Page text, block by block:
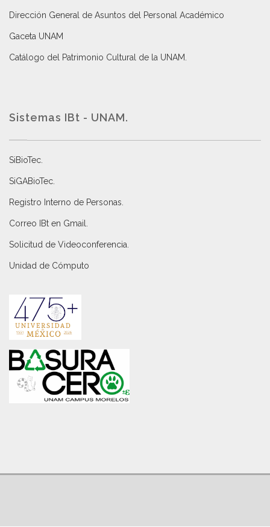
Dirección General de Asuntos del Personal Académico
Gaceta UNAM
Catálogo del Patrimonio Cultural de la UNAM.
Sistemas IBt - UNAM.
SiBioTec
SiGABioTec.
Registro Interno de Personas
Correo IBt en Gmail
Solicitud de Videoconferencia.
Unidad de Cómputo